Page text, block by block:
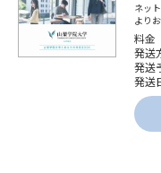
新学年スタート号特集ペー
（高3生用）
SELFBRAND特集ページ
オープンキャンパス
ネッ
より
料金
発送
発送
発送